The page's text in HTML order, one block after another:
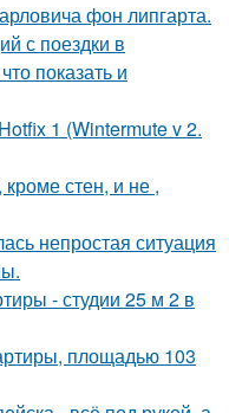
фон липгарта.
с поездки в
показать и
1 (Wintermute v 2.
стен, и не ,
непростая ситуация
- студии 25 м 2 в
площадью 103